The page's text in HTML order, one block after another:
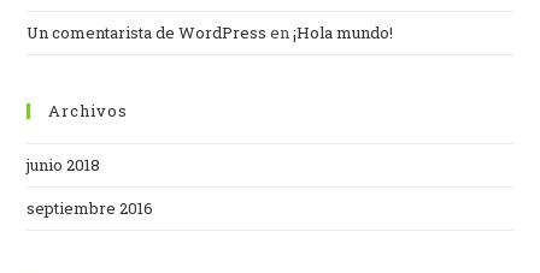
Un comentarista de WordPress en¡Hola mundo!
Archivos
junio 2018
septiembre 2016